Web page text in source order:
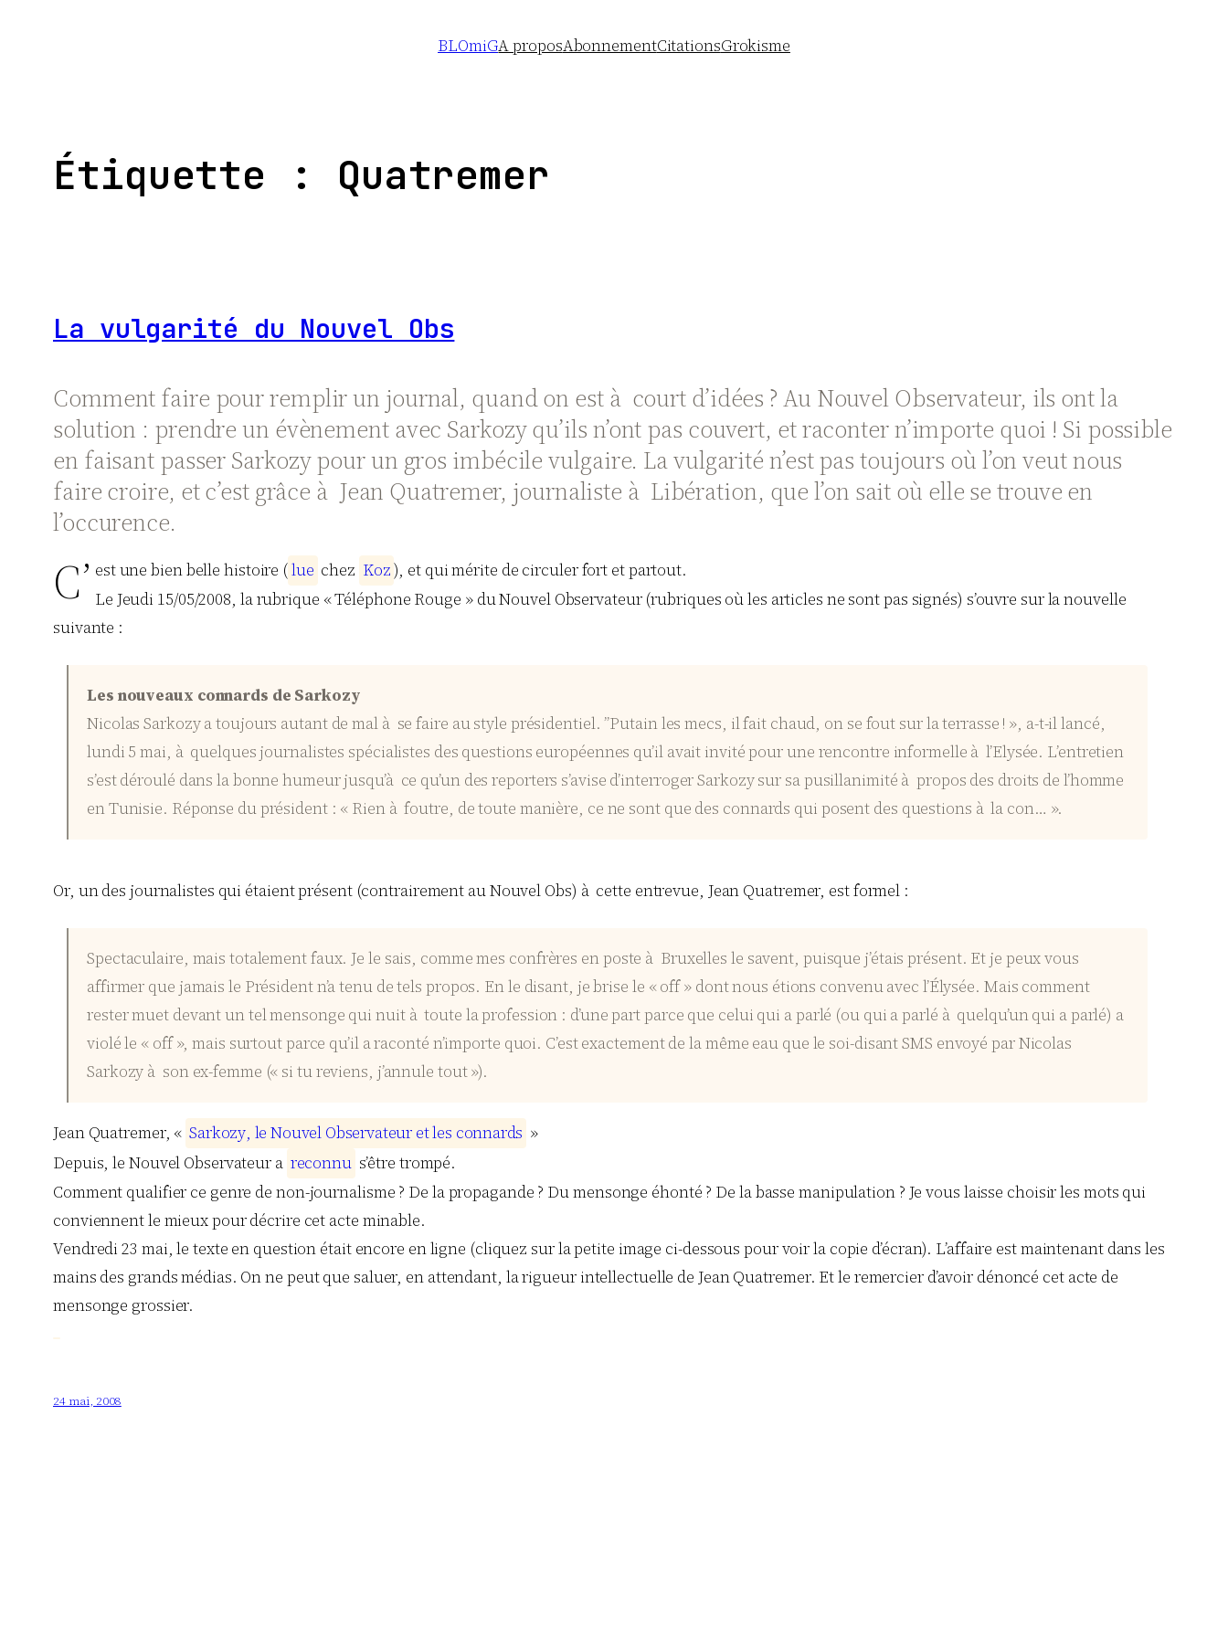
BLOmiGA proposAbonnementCitationsGrokisme
Étiquette : Quatremer
La vulgarité du Nouvel Obs
Comment faire pour remplir un journal, quand on est à court d’idées ? Au Nouvel Observateur, ils ont la
solution : prendre un évènement avec Sarkozy qu’ils n’ont pas couvert, et raconter n’importe quoi ! Si possible
en faisant passer Sarkozy pour un gros imbécile vulgaire. La vulgarité n’est pas toujours où l’on veut nous
faire croire, et c’est grâce à Jean Quatremer, journaliste à Libération, que l’on sait où elle se trouve en
l’occurence.
C’ est une bien belle histoire (lue chez Koz), et qui mérite de circuler fort et partout.
Le Jeudi 15/05/2008, la rubrique « Téléphone Rouge » du Nouvel Observateur (rubriques où les articles ne sont pas signés) s’ouvre sur la nouvelle
suivante :
Les nouveaux connards de Sarkozy
Nicolas Sarkozy a toujours autant de mal à se faire au style présidentiel. ”Putain les mecs, il fait chaud, on se fout sur la terrasse ! », a-t-il lancé,
lundi 5 mai, à quelques journalistes spécialistes des questions européennes qu’il avait invité pour une rencontre informelle à l’Elysée. L’entretien
s’est déroulé dans la bonne humeur jusqu’à ce qu’un des reporters s’avise d’interroger Sarkozy sur sa pusillanimité à propos des droits de l’homme
en Tunisie. Réponse du président : « Rien à foutre, de toute manière, ce ne sont que des connards qui posent des questions à la con… ».
Or, un des journalistes qui étaient présent (contrairement au Nouvel Obs) à cette entrevue, Jean Quatremer, est formel :
Spectaculaire, mais totalement faux. Je le sais, comme mes confrères en poste à Bruxelles le savent, puisque j’étais présent. Et je peux vous
affirmer que jamais le Président n’a tenu de tels propos. En le disant, je brise le « off » dont nous étions convenu avec l’Élysée. Mais comment
rester muet devant un tel mensonge qui nuit à toute la profession : d’une part parce que celui qui a parlé (ou qui a parlé à quelqu’un qui a parlé) a
violé le « off », mais surtout parce qu’il a raconté n’importe quoi. C’est exactement de la même eau que le soi-disant SMS envoyé par Nicolas
Sarkozy à son ex-femme (« si tu reviens, j’annule tout »).
Jean Quatremer, « Sarkozy, le Nouvel Observateur etles connards »
Depuis, le Nouvel Observateur a reconnu s’être trompé.
Comment qualifier ce genre de non-journalisme ? De la propagande ? Du mensonge éhonté ? De la basse manipulation ? Je vous laisse choisir les mots qui
conviennent le mieux pour décrire cet acte minable.
Vendredi 23 mai, le texte en question était encore en ligne (cliquez sur la petite image ci-dessous pour voir la copie d’écran). L’affaire est maintenant dans les
mains des grands médias. On ne peut que saluer, en attendant, la rigueur intellectuelle de Jean Quatremer. Et le remercier d’avoir dénoncé cet acte de
mensonge grossier.
24 mai, 2008